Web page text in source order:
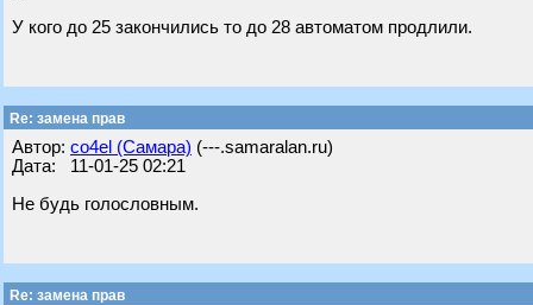
У кого до 25 закончились то до 28 автоматом продлили.
Re: замена прав
Автор: co4el (Самара) (---.samaralan.ru)
Дата: 11-01-25 02:21
Не будь голословным.
Re: замена прав